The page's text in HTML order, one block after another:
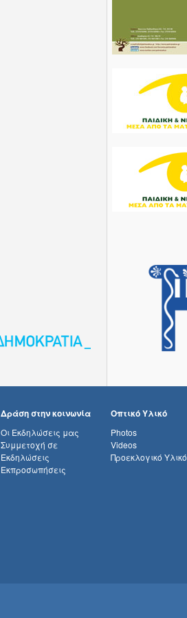
Δράση στην κοινωνία
Οι Εκδηλώσεις μας
Συμμετοχή σε
Εκδηλώσεις
Εκπροσωπήσεις
Οπτικό Υλικό
Photos
Videos
Προεκλογικό Υλικό